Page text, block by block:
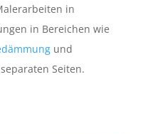
in
in Bereichen wie
und
Seiten.